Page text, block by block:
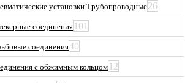
установки Трубопроводные26
соединения 101
соединения40
с обжимным кольцом 12